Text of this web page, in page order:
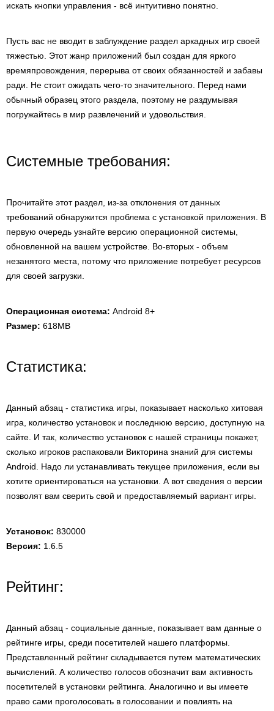
искать кнопки управления - всё интуитивно понятно.
Пусть вас не вводит в заблуждение раздел аркадных игр своей
тяжестью. Этот жанр приложений был создан для яркого
времяпровождения, перерыва от своих обязанностей и забавы
ради. Не стоит ожидать чего-то значительного. Перед нами
обычный образец этого раздела, поэтому не раздумывая
погружайтесь в мир развлечений и удовольствия.
Системные требования:
Прочитайте этот раздел, из-за отклонения от данных
требований обнаружится проблема с установкой приложения. В
первую очередь узнайте версию операционной системы,
обновленной на вашем устройстве. Во-вторых - объем
незанятого места, потому что приложение потребует ресурсов
для своей загрузки.
Операционная система: Android 8+
Размер: 618MB
Статистика:
Данный абзац - статистика игры, показывает насколько хитовая
игра, количество установок и последнюю версию, доступную на
сайте. И так, количество установок с нашей страницы покажет,
сколько игроков распаковали Викторина знаний для системы
Android. Надо ли устанавливать текущее приложения, если вы
хотите ориентироваться на установки. А вот сведения о версии
позволят вам сверить свой и предоставляемый вариант игры.
Установок: 830000
Версия: 1.6.5
Рейтинг:
Данный абзац - социальные данные, показывает вам данные о
рейтинге игры, среди посетителей нашего платформы.
Представленный рейтинг складывается путем математических
вычислений. А количество голосов обозначит вам активность
посетителей в установки рейтинга. Аналогично и вы имеете
право сами проголосовать в голосовании и повлиять на